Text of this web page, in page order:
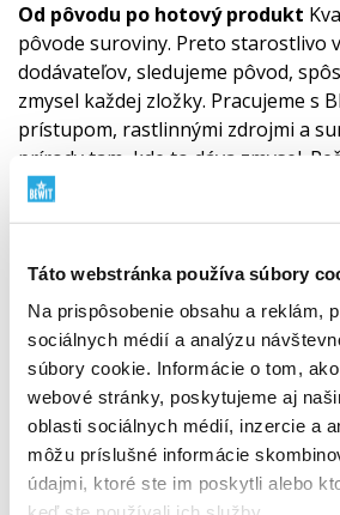
Táto webstránka používa súbory
Na prispôsobenie obsahu a reklám,
sociálnych médií a analýzu
súbory cookie. Informácie o tom,
webové stránky, poskytujeme aj
oblasti sociálnych médií, inzercie a
môžu príslušné informácie
údajmi, ktoré ste im poskytli alebo
Od pôvodu po hotový produkt
pôvode suroviny. Preto starostlivo
dodávateľov, sledujeme pôvod,
zmysel každej zložky. Pracujeme s
prístupom, rastlinnými zdrojmi a
prírody tam, kde to dáva zmysel.
spájame s vedou, testovaním a